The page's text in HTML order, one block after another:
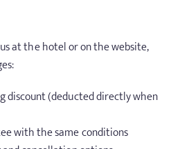
at the hotel or on the website,
discount (deducted directly when
with the same conditions